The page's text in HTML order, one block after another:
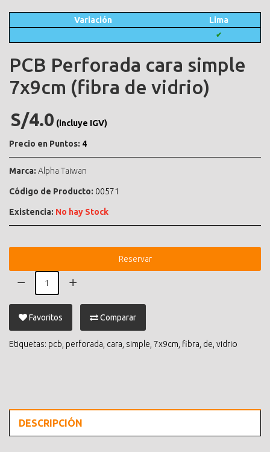
Variación Lima
✔
PCB Perforada cara simple
7x9cm (fibra de vidrio)
S/4.0 (incluye IGV)
Precio en Puntos: 4
Marca: Alpha Taiwan
Código de Producto: 00571
Existencia: No hay Stock
Reservar
Favoritos Comparar
Etiquetas: pcb perforada cara simple 7x9cm fibra de vidrio
DESCRIPCIÓN